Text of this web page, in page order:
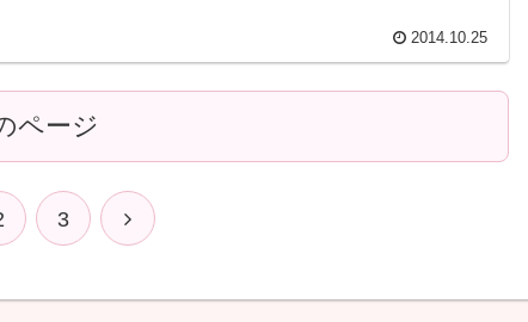
2014.10.25
ページ
3